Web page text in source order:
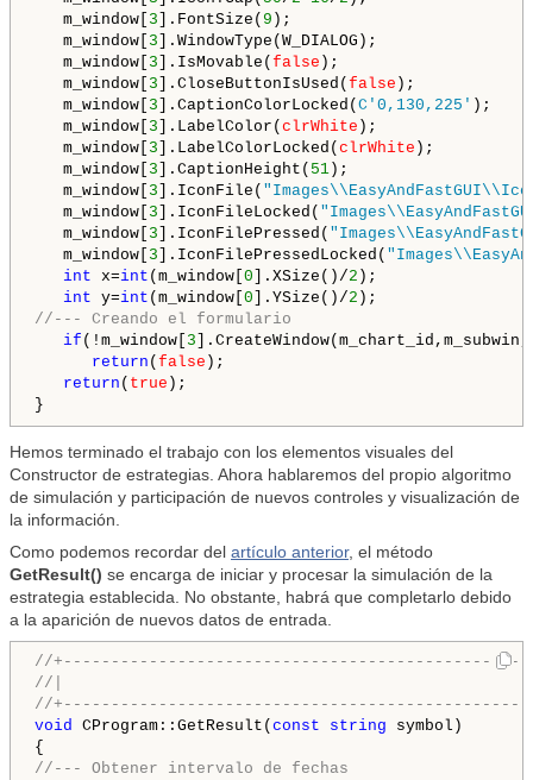
m_window[ 3 ].FontSize( 9 );
m_window[ 3 ].WindowType(W_DIALOG);
m_window[ 3 ].IsMovable( false );
m_window[ 3 ].CloseButtonIsUsed( false );
m_window[ 3 ].CaptionColorLocked( C'0,130,225' );
m_window[ 3 ].LabelColor( clrWhite );
m_window[ 3 ].LabelColorLocked( clrWhite );
m_window[ 3 ].CaptionHeight( 51 );
m_window[ 3 ].IconFile(
m_window[ 3 ].IconFileLocked(
m_window[ 3 ].IconFilePressed(
m_window[ 3 ].IconFilePressedLocked(
int x=int (m_window[ 0 ].XSize()/2 );
int y=int (m_window[ 0 ].YSize()/2
//--- Creando el formulario
if (!m_window[ 3 ].CreateWindow(m_chart_id,m_subwin,
return ( false );
return ( true );
Hemos terminado el trabajo con los elementos visuales del
Constructor de estrategias. Ahora hablaremos del propio algoritmo
de simulación y participación de nuevos controles y visualización de
la información.
Como podemos recordar del artículo anterior, el método
GetResult() se encarga de iniciar y procesar la simulación de la
estrategia establecida. No obstante, habrá que completarlo debido
a la aparición de nuevos datos de entrada.
//
//|
//
void CProgram::GetResult( const string symbol)
//--- Obtener intervalo de fechas